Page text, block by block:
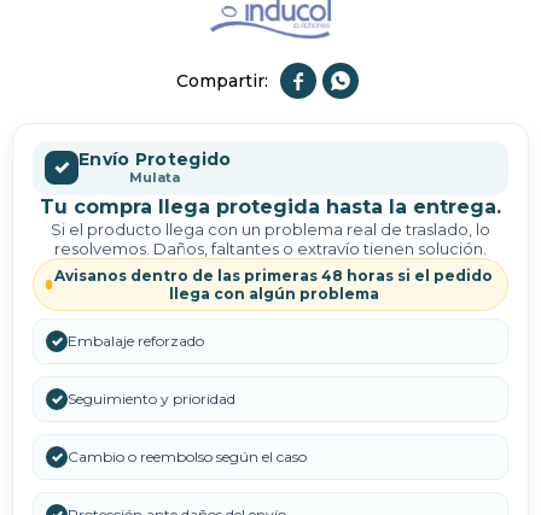
 
✓ Envío Protegido
Mulata
Tu compra llega protegida hasta la entrega.
Si el producto llega con un problema real de traslado, lo
resolvemos. Daños, faltantes o extravío tienen solución.
Avisanos dentro de las primeras 48 horas si el pedido
llega con algún problema
✓ Embalaje reforzado
✓ Seguimiento y prioridad
✓ Cambio o reembolso según el caso